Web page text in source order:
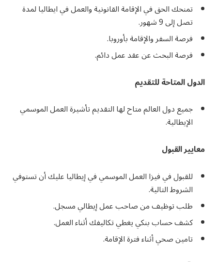
تمنحك الحق في الإقامة القانونية والعمل في ايطاليا لمدة
تصل إلى 9 شهور.
فرصة السفر والإقامة بأوروبا.
فرصة البحث عن عقد عمل دائم.
الدول المتاحة للتقديم
جميع دول العالم متاح لها التقديم تأشيرة العمل الموسمي
الإيطالية.
معايير القبول
للقبول في فيزا العمل الموسمي في إيطاليا عليك أن تستوفي
الشروط التالية.
طلب توظيف من صاحب عمل إيطالي مسجل.
كشف حساب بنكي يغطي تكاليفك أثناء العمل.
تامين صحي أثناء فترة الإقامة.